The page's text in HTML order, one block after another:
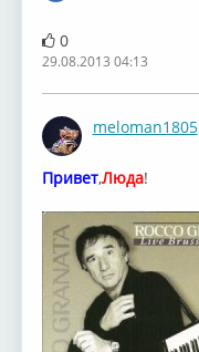
0
29.08.2013 04:13
meloman1805
Привет,Люда!